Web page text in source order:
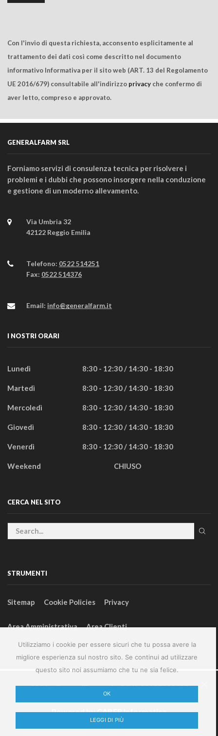
Utilizziamo i cookie per essere sicuri che tu possa avere la
migliore esperienza sul nostro sito. Se continui ad utilizzare
questo sito noi assumiamo che tu ne sia felice.
OK
LEGGI DI PIÙ
Con l'invio di questa richiesta, acconsento esplicitamente al
trattamento dei dati così come descritto nel documento
informativo Informativa per il sito web (ART. 13 del Regolamento
UE 2016/679) consultabile all'indirizzo privacy che confermo di
aver letto, compreso e approvato.
GENERALFARM SRL
Forniamo servizi di consulenza tecnica per risolvere i
problemi e i dubbi che possono insorgere nella conduzione
e gestione di un moderno allevamento.
Via Umbria 32
42122 Reggio Emilia
Telefono: 0522 514251
Fax: 0522 514376
Email: info@generalfarm.it
I NOSTRI ORARI
Lunedì 8:30 - 12:30 / 14:30 - 18:30
Martedì 8:30 - 12:30 / 14:30 - 18:30
Mercoledì 8:30 - 12:30 / 14:30 - 18:30
Giovedì 8:30 - 12:30 / 14:30 - 18:30
Venerdì 8:30 - 12:30 / 14:30 - 18:30
Weekend CHIUSO
CERCA NEL SITO
STRUMENTI
Sitemap Cookie Policies Privacy
Area Amministrativa Area Clienti
2024 – GeneralFarm srl – P.IVA 00127580355
Powered byCABER Informatica